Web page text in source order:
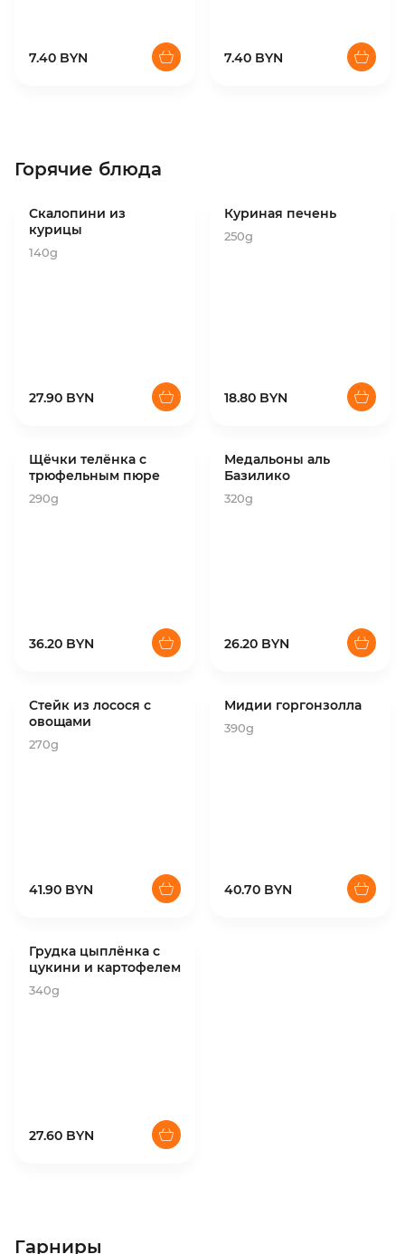
7.40 BYN 7.40 BYN
Горячие блюда
Скалопини из
курицы
140g
27.90 BYN
Куриная печень
250g
18.80 BYN
Щёчки телёнка с
трюфельным пюре
290g
36.20 BYN
Медальоны аль
Базилико
320g
26.20 BYN
Стейк из лосося с
овощами
270g
41.90 BYN
Мидии горгонзолла
390g
40.70 BYN
Грудка цыплёнка с
цукини и картофелем
340g
27.60 BYN
Гарниры